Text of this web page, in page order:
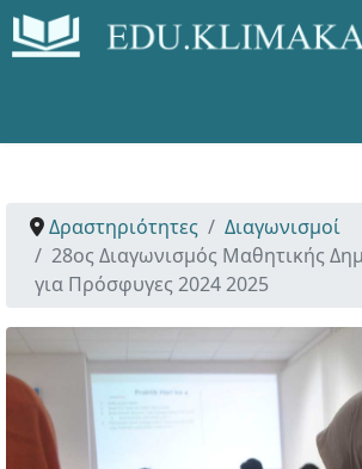
Δραστηριότητες
Διαγωνισμοί
28ος Διαγωνισμός Μαθητικής
για Πρόσφυγες 2024 2025